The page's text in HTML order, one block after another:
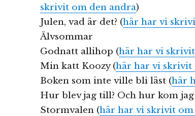
skrivit om den andra)
Julen, vad är det? (här har vi
Älvsommar
Godnatt allihop (här har vi
Min katt Koozy (här har vi skrivit
Boken som inte ville bli läst (här
Hur blev jag till? Och hur kom jag
Stormvalen (här har vi skrivit om